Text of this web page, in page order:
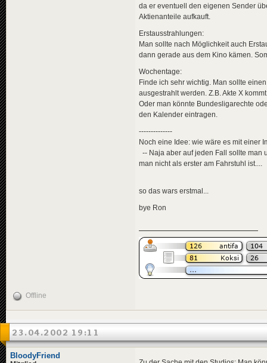
da er eventuell den eigenen Sender
Aktienanteile aufkauft.
Erstausstrahlungen:
Man sollte nach Möglichkeit auch
dann gerade aus dem Kino kämen.
Wochentage:
Finde ich sehr wichtig. Man sollte
ausgestrahlt werden. Z.B. Akte X
Oder man könnte Bundesligarechte
den Kalender eintragen.
--------------
Noch eine Idee: wie wäre es mit einer
-- Naja aber auf jeden Fall sollte man
man nicht als erster am Fahrstuhl ist....
so das wars erstmal...
bye Ron
Offline
23.04.2002 19:11
BloodyFriend